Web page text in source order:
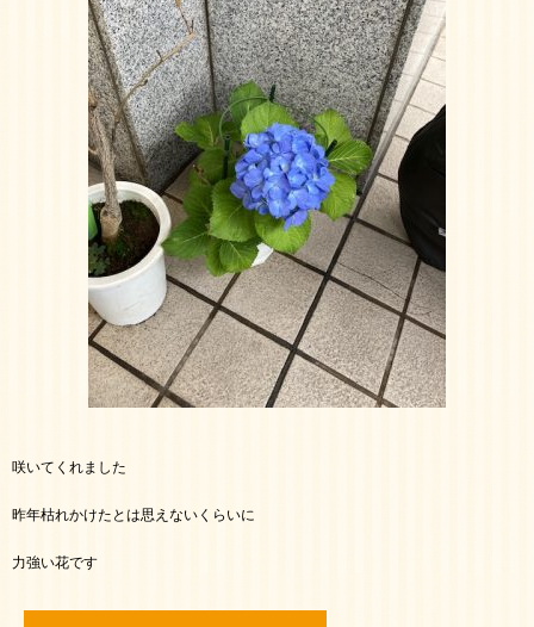
咲いてくれました
昨年枯れかけたとは思えないくらいに
力強い花です